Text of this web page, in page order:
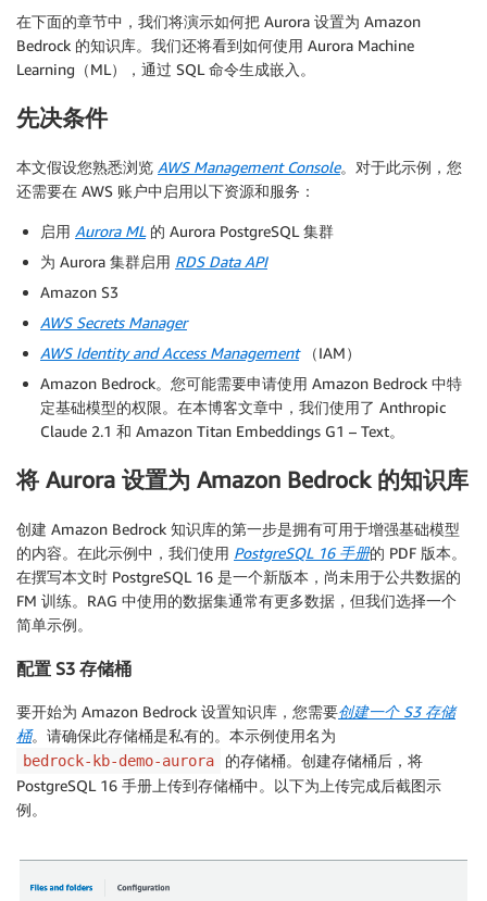
在下面的章节中，我们将演示如何把 Aurora 设置为 Amazon
Bedrock 的知识库。我们还将看到如何使用 Aurora Machine
Learning（ML），通过 SQL 命令生成嵌入。
先决条件
本文假设您熟悉浏览 AWS Management Console。对于此示例，您
还需要在 AWS 账户中启用以下资源和服务：
启用 Aurora ML 的 Aurora PostgreSQL 集群
为 Aurora 集群启用 RDS Data API
Amazon S3
AWS Secrets Manager
AWS Identity and Access Management（IAM）
Amazon Bedrock。您可能需要申请使用 Amazon Bedrock 中特
定基础模型的权限。在本博客文章中，我们使用了 Anthropic
Claude 2.1 和 Amazon Titan Embeddings G1 – Text。
将 Aurora 设置为 Amazon Bedrock 的知识库
创建 Amazon Bedrock 知识库的第一步是拥有可用于增强基础模型
的内容。在此示例中，我们使用 PostgreSQL 16 手册的 PDF 版本。
在撰写本文时 PostgreSQL 16 是一个新版本，尚未用于公共数据的
FM 训练。RAG 中使用的数据集通常有更多数据，但我们选择一个
简单示例。
配置 S3 存储桶
要开始为 Amazon Bedrock 设置知识库，您需要创建一个 S3 存储
桶。请确保此存储桶是私有的。本示例使用名为
bedrock-kb-demo-aurora
的存储桶。创建存储桶后，将
PostgreSQL 16 手册上传到存储桶中。以下为上传完成后截图示
例。